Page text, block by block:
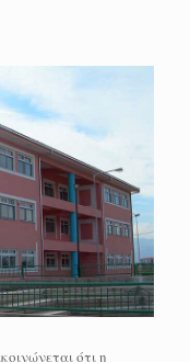
ότι η